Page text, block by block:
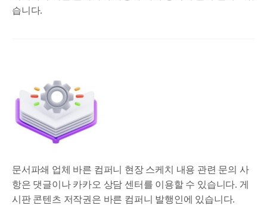
습니다.
문서파쇄 업체 바른 컴퍼니 현장 스케치 내용 관련 문의 사
항은 댓글이나 카카오 상담 센터를 이용할 수 있습니다. 게
시판 콘텐츠 저작권은 바른 컴퍼니 발행인에 있습니다.